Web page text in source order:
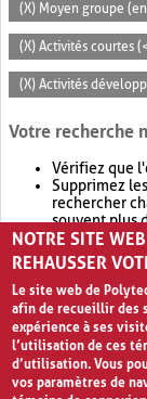
(X) Moyen groupe
(X) Activités courtes
(X) Activités
Votre recherche
Vérifiez que
Supprimez
rechercher
souvent plus
Envisagez
retournera
NOTRE SITE
REHAUSSER
Le site web de
afin de recueillir des
expérience à ses
l’utilisation de ces
d’utilisation. Vous
vos paramètres de